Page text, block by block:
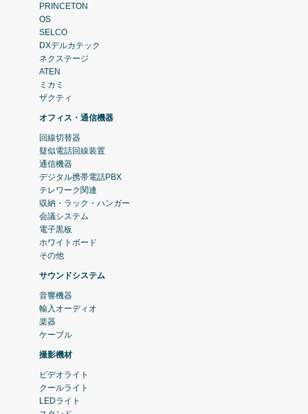
PRINCETON
OS
SELCO
DXデルカテック
ネクステージ
ATEN
ミカミ
ザクティ
オフィス・通信機器
回線切替器
疑似電話回線装置
通信機器
デジタル携帯電話PBX
テレワーク関連
収納・ラック・ハンガー
会議システム
電子黒板
ホワイトボード
その他
サウンドシステム
音響機器
輸入オーディオ
楽器
ケーブル
撮影機材
ビデオライト
クールライト
LEDライト